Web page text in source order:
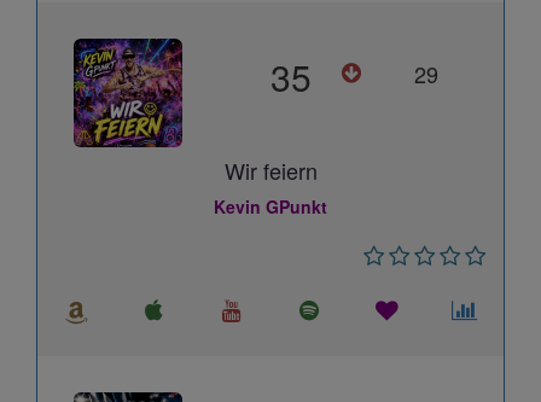
35 29
Wir feiern
Kevin GPunkt